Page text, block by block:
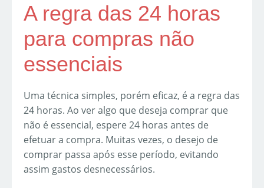
A regra das 24 horas
para compras não
essenciais
Uma técnica simples, porém eficaz, é a regra das
24 horas. Ao ver algo que deseja comprar que
não é essencial, espere 24 horas antes de
efetuar a compra. Muitas vezes, o desejo de
comprar passa após esse período, evitando
assim gastos desnecessários.